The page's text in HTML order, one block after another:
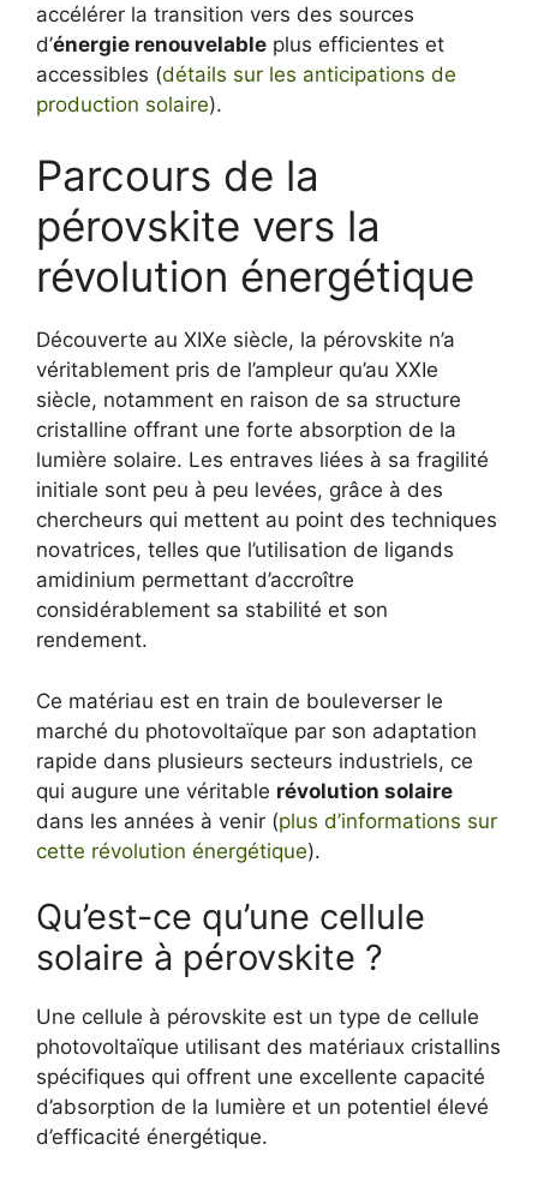
accélérer la transition vers des sources
d’énergie renouvelable plus efficientes et
accessibles (détails sur les anticipations de
production solaire).
Parcours de la
pérovskite vers la
révolution énergétique
Découverte au XIXe siècle, la pérovskite n’a
véritablement pris de l’ampleur qu’au XXIe
siècle, notamment en raison de sa structure
cristalline offrant une forte absorption de la
lumière solaire. Les entraves liées à sa fragilité
initiale sont peu à peu levées, grâce à des
chercheurs qui mettent au point des techniques
novatrices, telles que l’utilisation de ligands
amidinium permettant d’accroître
considérablement sa stabilité et son
rendement.
Ce matériau est en train de bouleverser le
marché du photovoltaïque par son adaptation
rapide dans plusieurs secteurs industriels, ce
qui augure une véritable révolution solaire
dans les années à venir (plus d’informations sur
cette révolution énergétique).
Qu’est-ce qu’une cellule
solaire à pérovskite ?
Une cellule à pérovskite est un type de cellule
photovoltaïque utilisant des matériaux cristallins
spécifiques qui offrent une excellente capacité
d’absorption de la lumière et un potentiel élevé
d’efficacité énergétique.